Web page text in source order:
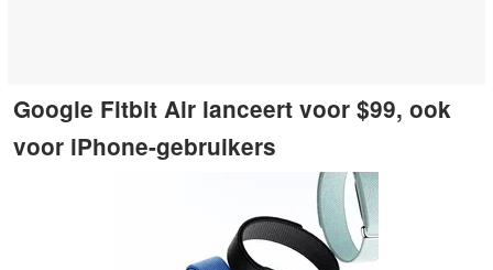
Google Fitbit Air lanceert voor $99, ook
voor iPhone-gebruikers